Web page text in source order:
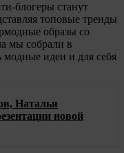
блогеры станут
топовые тренды
образы со
мы собрали в
модные идеи и для себя
Наталья
новой